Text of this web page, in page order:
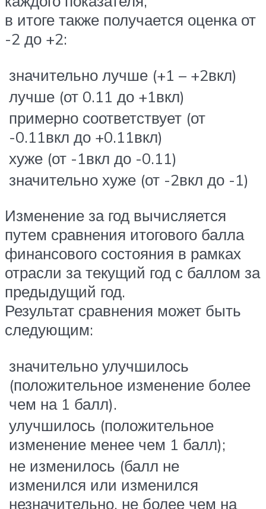
в итоге также получается оценка от
-2 до +2:
значительно лучше (+1 – +2вкл)
лучше (от 0.11 до +1вкл)
примерно соответствует (от
-0.11вкл до +0.11вкл)
хуже (от -1вкл до -0.11)
значительно хуже (от -2вкл до -1)
Изменение за год вычисляется
путем сравнения итогового балла
финансового состояния в рамках
отрасли за текущий год с баллом за
предыдущий год.
Результат сравнения может быть
следующим:
значительно улучшилось
(положительное изменение более
чем на 1 балл).
улучшилось (положительное
изменение менее чем 1 балл);
не изменилось (балл не
изменился или изменился
незначительно, не более чем на